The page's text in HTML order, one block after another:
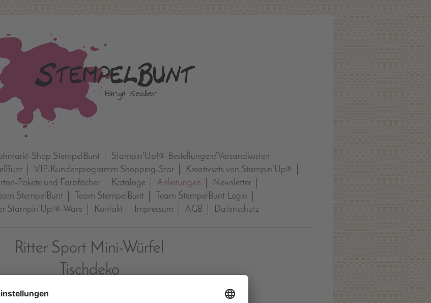
Shop StempelBunt
Stampin'Up!®-Bestellungen/Versandkosten
VIP-Kundenprogramm Shopping-Star
Kreativsets von Stampin'Up®
Pakete und Farbfächer Kataloge Anleitungen
Newsletter
StempelBunt
Team StempelBunt
Team StempelBunt Login
Stampin'Up!®-Ware
Kontakt Impressum AGB Datenschutz
Ritter Sport Mini-Würfel
Tischdeko